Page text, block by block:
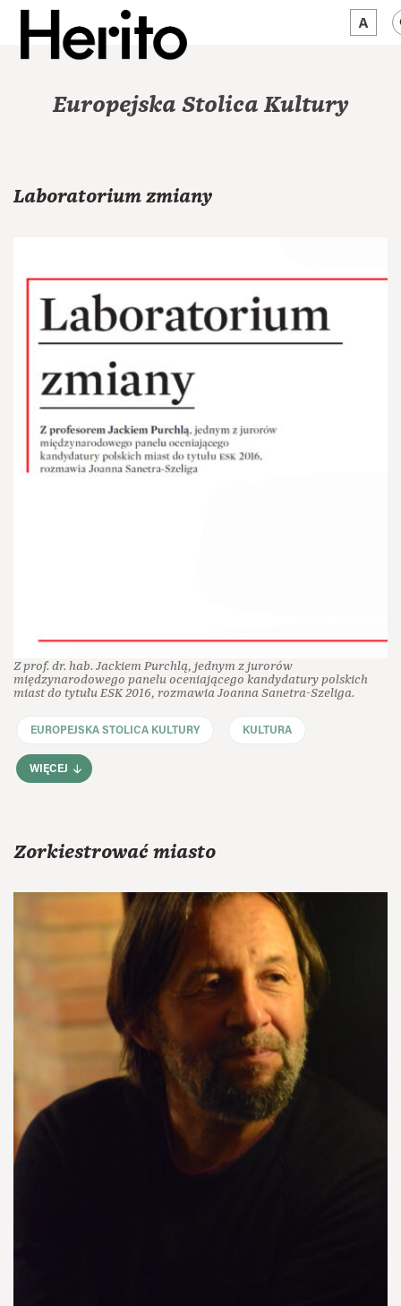
MAMY NA OKU
JĘZYK: PL
Europejska Stolica Kultury
Laboratorium zmiany
Z prof. dr. hab. Jackiem Purchlą, jednym z jurorów
międzynarodowego panelu oceniającego kandydatury polskich
miast do tytułu ESK 2016, rozmawia Joanna Sanetra-Szeliga.
EUROPEJSKA STOLICA KULTURY KULTURA
WIĘCEJ
Zorkiestrować miasto